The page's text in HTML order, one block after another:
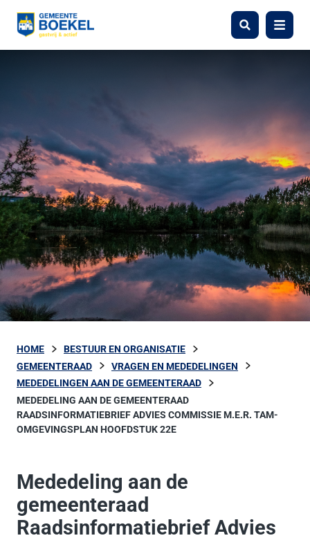
Zoeken Menu
HOME
BESTUUR EN ORGANISATIE
GEMEENTERAAD
VRAGEN EN MEDEDELINGEN
MEDEDELINGEN AAN DE GEMEENTERAAD
MEDEDELING AAN DE GEMEENTERAAD
RAADSINFORMATIEBRIEF ADVIES COMMISSIE M.E.R. TAM-
OMGEVINGSPLAN HOOFDSTUK 22E
Mededeling aan de
gemeenteraad
Raadsinformatiebrief Advies